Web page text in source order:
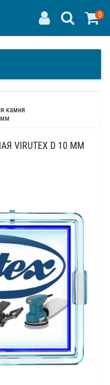
0
камня
мм
VIRUTEX D 10 ММ